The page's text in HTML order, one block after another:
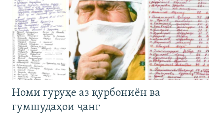
Номи гуруҳе аз қурбониён ва
гумшудаҳои ҷанг